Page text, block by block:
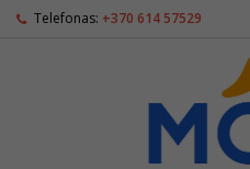
Telefonas: +370 614 57529